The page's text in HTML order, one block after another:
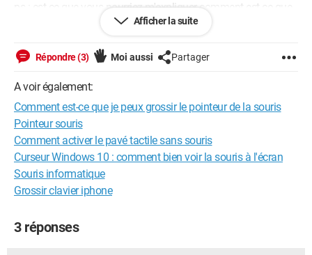
ps : est-ce que vous pourriez m'expliquer comment est-ce que
je peux joindre des photosAfficher la suite
Répondre (3) Moi aussi Partager
A voir également:
Comment est-ce que je peux grossir le pointeur de la souris
Pointeur souris
Comment activer le pavé tactile sans souris
Curseur Windows 10 : comment bien voir la souris à l'écran
Souris informatique
Grossir clavier iphone
3 réponses